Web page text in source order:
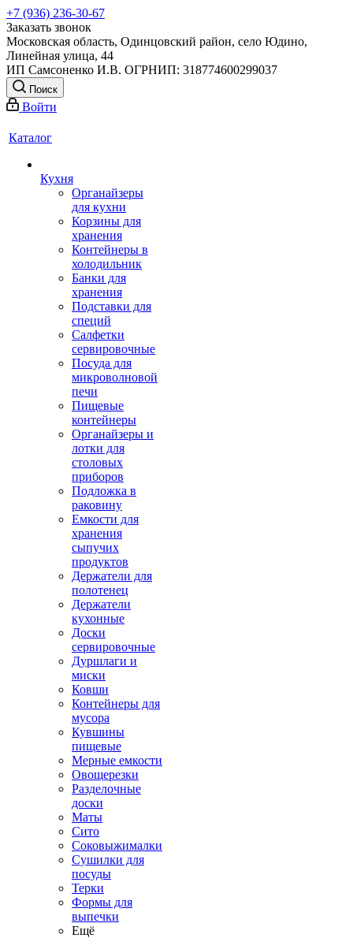
+7 (936) 236-30-67
Заказать звонок
Московская область, Одинцовский район, село Юдино,
Линейная улица, 44
ИП Самсоненко И.В. ОГРНИП: 318774600299037
Поиск
Войти
Каталог
Кухня
Органайзеры
для кухни
Корзины для
хранения
Контейнеры в
холодильник
Банки для
хранения
Подставки для
специй
Салфетки
сервировочные
Посуда для
микроволновой
печи
Пищевые
контейнеры
Органайзеры и
лотки для
столовых
приборов
Подложка в
раковину
Емкости для
хранения
сыпучих
продуктов
Держатели для
полотенец
Держатели
кухонные
Доски
сервировочные
Дуршлаги и
миски
Ковши
Контейнеры для
мусора
Кувшины
пищевые
Мерные емкости
Овощерезки
Разделочные
доски
Маты
Сито
Соковыжималки
Сушилки для
посуды
Терки
Формы для
выпечки
Ещё